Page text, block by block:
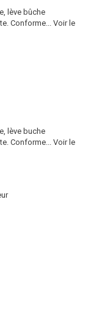
lève bûche
Conforme...
Voir le
lève buche
Conforme...
Voir le